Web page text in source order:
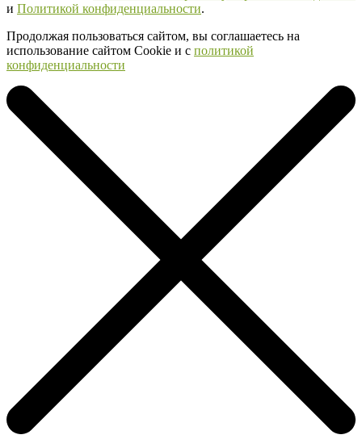
и Политикой конфиденциальности.
Продолжая пользоваться сайтом, вы соглашаетесь на
использование сайтом Cookie и с политикой
конфиденциальности